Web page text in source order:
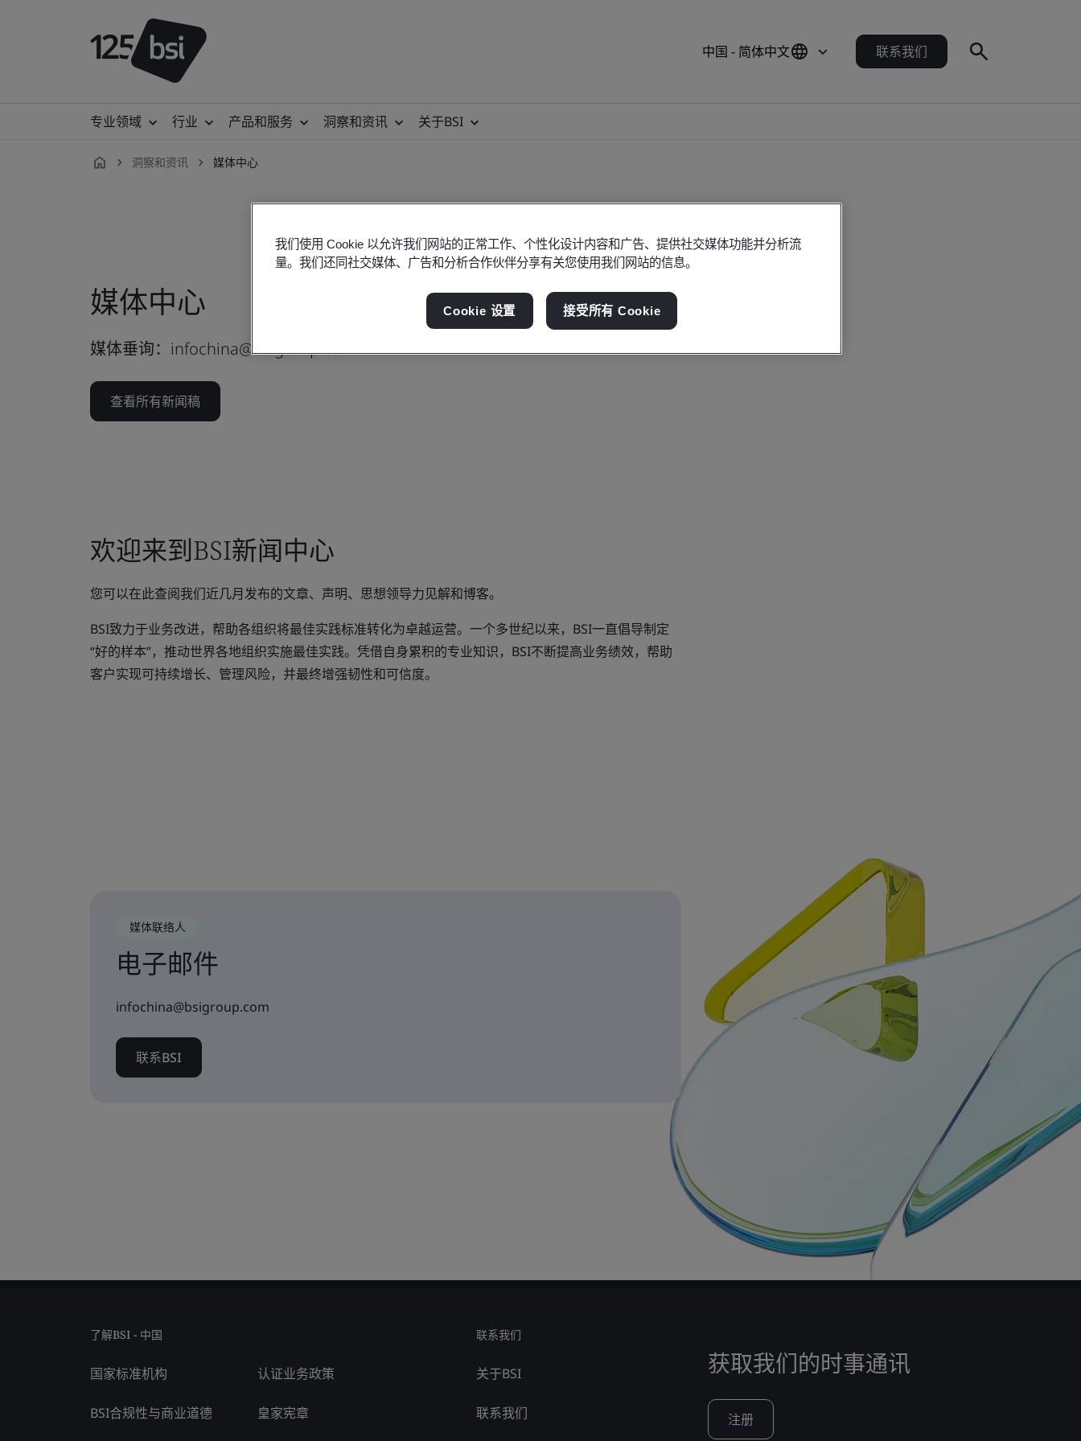
中国 - 简体中文 联系我们
专业领域 行业 产品和服务 洞察和资讯 关于BSI
洞察和资讯 媒体中心
媒体中心
媒体垂询：infochina@bsigroup.com
查看所有新闻稿
欢迎来到BSI新闻中心
您可以在此查阅我们近几月发布的文章、声明、思想领导力见解和博客。
BSI致力于业务改进，帮助各组织将最佳实践标准转化为卓越运营。一个多世纪以来，BSI一直倡导制定
“好的样本”，推动世界各地组织实施最佳实践。凭借自身累积的专业知识，BSI不断提高业务绩效，帮助
客户实现可持续增长、管理风险，并最终增强韧性和可信度。
媒体联络人
电子邮件
infochina@bsigroup.com
联系BSI
了解BSI - 中国
国家标准机构
BSI合规性与商业道德
认证业务政策
皇家宪章
联系我们
关于BSI
联系我们
获取我们的时事通讯
注册
我们使用 Cookie 以允许我们网站的正常工作、个性化设计内容和广告、提供社交媒体功能并分析流
量。我们还同社交媒体、广告和分析合作伙伴分享有关您使用我们网站的信息。
Cookie 设置 接受所有 Cookie